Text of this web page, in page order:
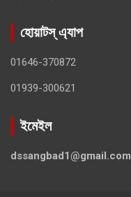
হোয়াটস্ এ্যাপ
01646-370872
01939-300621
ইমেইল
dssangbad1@gmail.com